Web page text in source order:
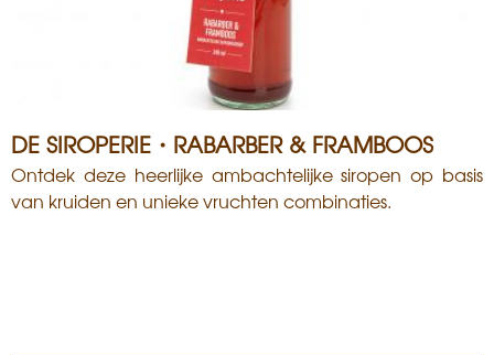
DE SIROPERIE・RABARBER & FRAMBOOS
Ontdek deze heerlijke ambachtelijke siropen op basis
van kruiden en unieke vruchten combinaties.